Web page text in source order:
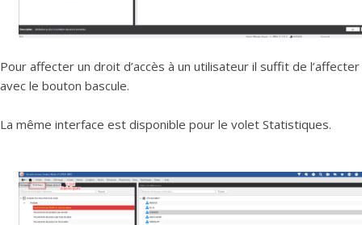
Pour affecter un droit d’accès à un utilisateur il suffit de l’affecter
avec le bouton bascule.
La même interface est disponible pour le volet Statistiques.